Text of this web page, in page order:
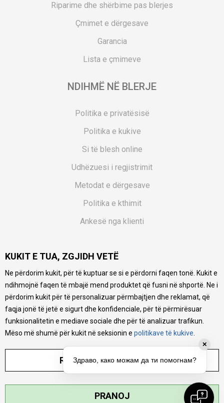
Riparime dhe shërbime pas blerjes
Çmimet e dërgesave
Garancia
Lista e çmimeve
NDIHMË NË BLERJE
Politika e privatësisë
Politika e kukive
Si të blesh online
Udhëzuesi i regjistrimit
Metodat e dërgesave
Politika e kthimit
Ankesë nga klienti
Pyetjet më të shpeshta
Ne bëjmë çmos që të ofrojmë një përshkrim sa më të saktë
të produkteve tona, ofrojmë edhe foto e çmimin, por nuk
mund të garantojmë që informacioni është i plotë e pa
gabime. Të gjitha produktet janë pjesë e portfolios sonë, por
kjo nuk do të thotë se janë në gjendje në çdo çast.
, ZHVILLUAR NGANB SOFT
. TË GJITHA TË DREJTAT E
KUKIT E TUA, ZGJIDH VETË
Ne përdorim kukit, për të kuptuar se si e përdorni faqen tonë. Kukit e
ndihmojnë faqen të mbajë mend produktet që fusni në shportë. Ne i
përdorim kukit për të personalizuar përmbajtjen dhe reklamat, që
faqja jonë të jetë e sigurt dhe konfidenciale, për të përmirësuar
funksionalitetin e mediave sociale dhe për të analizuar trafikun.
Mëso më shumë për kukit në seksionin e politikave të kukive
RREGULLO PARAMETRAT
PRANOJ
✕
Здраво, како можам да ти помогнам?